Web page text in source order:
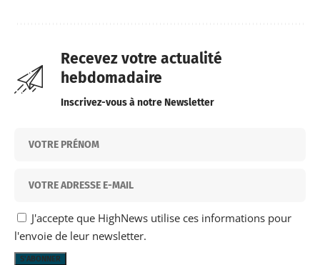
Recevez votre actualité
hebdomadaire
Inscrivez-vous à notre Newsletter
J'accepte que HighNews utilise ces informations pour
l'envoie de leur newsletter.